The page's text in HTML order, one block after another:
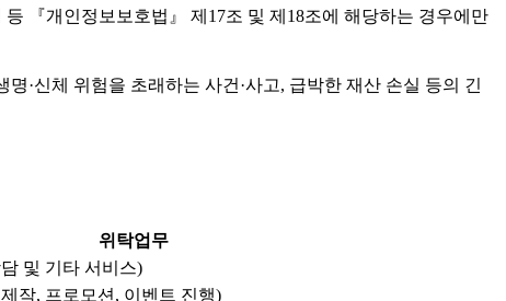
『개인정보보호법』 제17조 및 제18조에 해당하는 경우에만
·신체 위험을 초래하는 사건·사고, 급박한 재산 손실 등의 긴
위탁업무
및 기타 서비스)
작, 프로모션, 이벤트 진행)